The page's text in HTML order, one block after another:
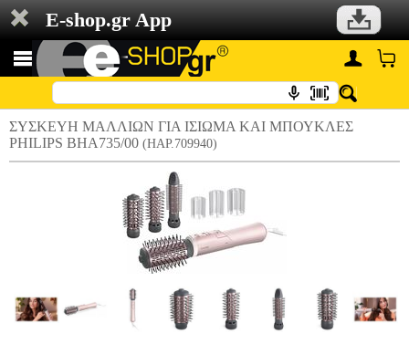
E-shop.gr App
ΣΥΣΚΕΥΗ ΜΑΛΛΙΩΝ ΓΙΑ ΙΣΙΩΜΑ ΚΑΙ ΜΠΟΥΚΛΕΣ
PHILIPS BHA735/00 (HAP.709940)